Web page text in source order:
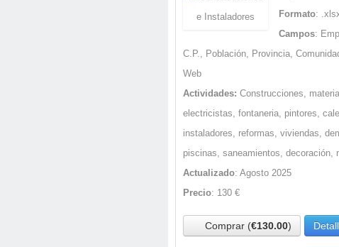
Formato:
Campos:
C.P., Población, Provincia,
Web
Actividades: Construcciones,
electricistas, fontaneria, pintores,
instaladores, reformas, viviendas,
piscinas, saneamientos, decoración,
Actualizado: Agosto 2025
Precio: 130 €
Comprar (€130.00)